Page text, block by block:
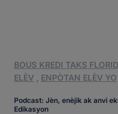
BOUS KREDI TAKS FLORID
ELÈV
ENPÒTAN ELÈV YO
Podcast: Jèn, enèjik ak anvi
Edikasyon